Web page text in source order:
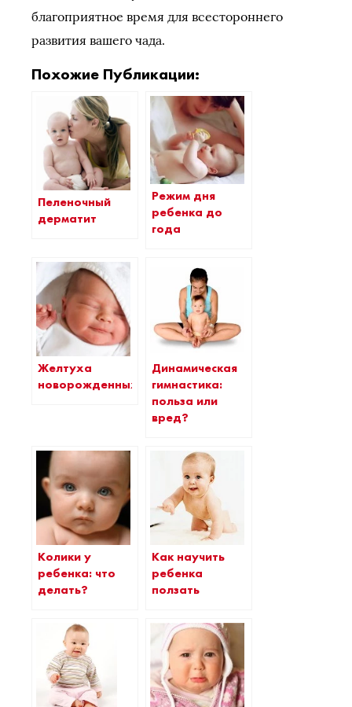
благоприятное время для всестороннего
развития вашего чада.
Похожие Публикации:
Пеленочный
дерматит
Режим дня
ребенка до
года
Желтуха
новорожденных
Динамическая
гимнастика:
польза или
вред?
Колики у
ребенка: что
делать?
Как научить
ребенка
ползать